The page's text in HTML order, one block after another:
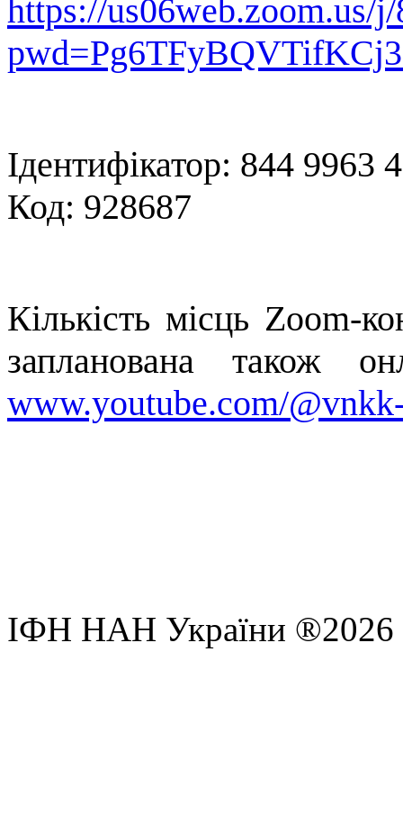
https://us06web.zoom.us/
Ідентифікатор: 844 9963
Код: 928687
Кількість місць Zoom-
запланована також
www.youtube.com/
ІФН НАН України ®2026